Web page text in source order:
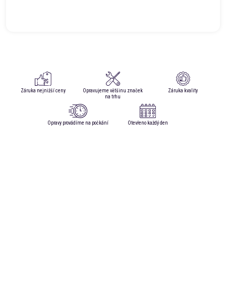
Záruka nejnižší ceny
Opravujeme většinu značek
na trhu
Záruka kvality
Opravy provádíme na počkání Otevřeno každý den